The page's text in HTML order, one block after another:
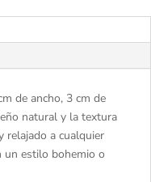
de ancho, 3 cm de
natural y la textura
relajado a cualquier
un estilo bohemio o